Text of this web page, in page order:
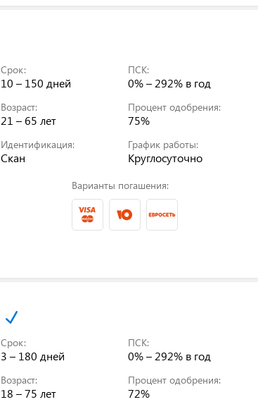
Срок:
10 – 150 дней
ПСК:
0% – 292% в год
Возраст:
21 – 65 лет
Процент одобрения:
75%
Идентификация:
Скан
График работы:
Круглосуточно
Варианты погашения:
Срок:
3 – 180 дней
ПСК:
0% – 292% в год
Возраст:
18 – 75 лет
Процент одобрения:
72%